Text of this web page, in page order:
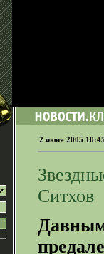
2 июня 2005
Ситхов